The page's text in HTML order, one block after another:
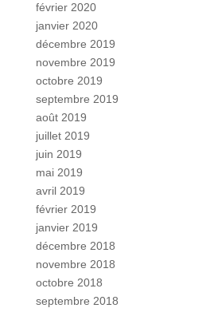
février 2020
janvier 2020
décembre 2019
novembre 2019
octobre 2019
septembre 2019
août 2019
juillet 2019
juin 2019
mai 2019
avril 2019
février 2019
janvier 2019
décembre 2018
novembre 2018
octobre 2018
septembre 2018